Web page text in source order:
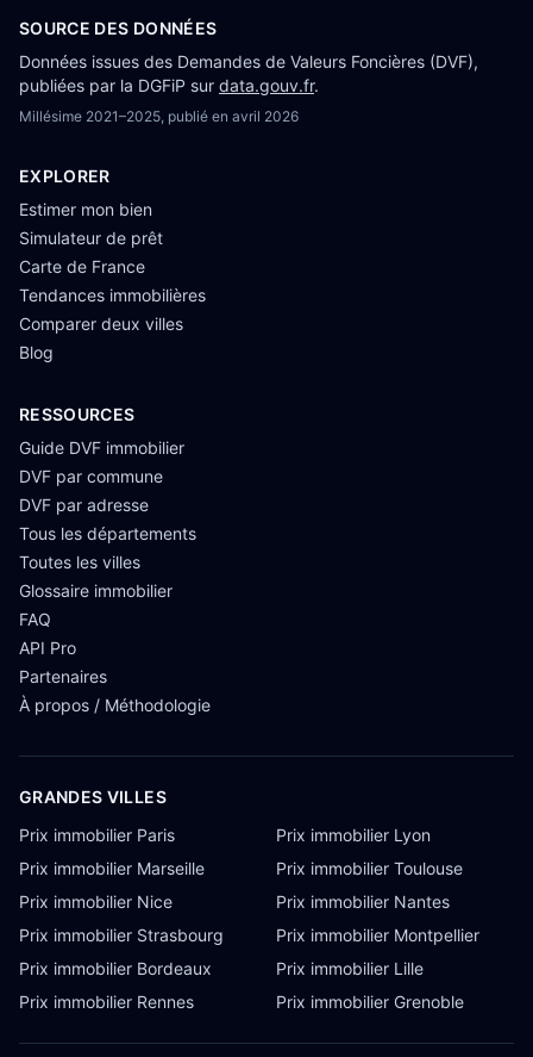
SOURCE DES DONNÉES
Données issues des Demandes de Valeurs Foncières (DVF),
publiées par la DGFiP sur data.gouv.fr.
Millésime 2021–2025, publié en avril 2026
EXPLORER
Estimer mon bien
Simulateur de prêt
Carte de France
Tendances immobilières
Comparer deux villes
Blog
RESSOURCES
Guide DVF immobilier
DVF par commune
DVF par adresse
Tous les départements
Toutes les villes
Glossaire immobilier
FAQ
API Pro
Partenaires
À propos / Méthodologie
GRANDES VILLES
Prix immobilier Paris
Prix immobilier Lyon
Prix immobilier Marseille
Prix immobilier Toulouse
Prix immobilier Nice
Prix immobilier Nantes
Prix immobilier Strasbourg
Prix immobilier Montpellier
Prix immobilier Bordeaux
Prix immobilier Lille
Prix immobilier Rennes
Prix immobilier Grenoble